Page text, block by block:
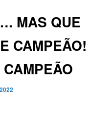
MAS QUE
CAMPEÃO!